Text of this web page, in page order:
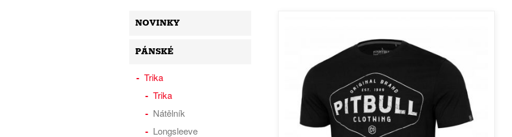
NOVINKY
PÁNSKÉ
Trika
Trika
Nátělník
Longsleeve